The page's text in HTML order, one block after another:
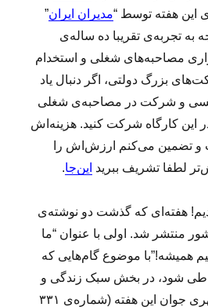
این هفته توسط “مدیران ایران”
به تجربه‌ی تقریبا ده ساله‌ی
مصاحبه‌های شغلی و استخدام
بزرگ دولتی، اگر دنبال یاد
و شرکت در مصاحبه‌ی شغلی
این کارگاه شرکت کنید. هزینه‌اش
و تضمین می‌کنم ارزش‌اش را
لطفا تشریف ببرید این‌جا.
هفته‌ای که گذشت دو نوشته‌ی
منتشر شد. اولی با عنوان “ما
همیشه!”با موضوع گام‌هایی که
طی شود، در بخش سبک زندگی و
صفحات ۳۸ و ۳۹ همشهری جوان این هفته (شماره‌ی ۳۳۱